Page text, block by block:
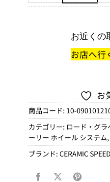
お近くの
お店へ行
お
商品コード: 10-
カテゴリー: ロード・グラ
ーリー ホイール システム
ブランド:CERAMIC SPEED